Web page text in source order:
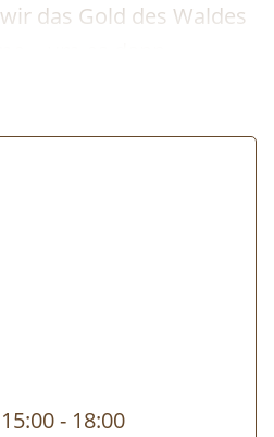
das Gold des Waldes
– um es dann
vielseitig verwendbaren
- 18:00